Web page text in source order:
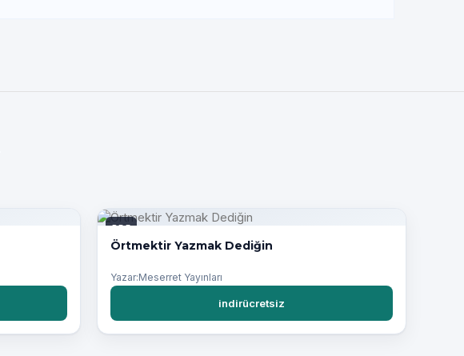
PDF
Örtmektir Yazmak Dediğin
Yazar:Meserret Yayınları
indirücretsiz